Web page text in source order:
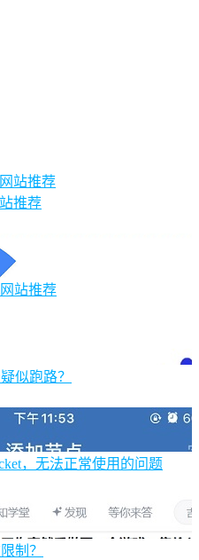
推荐
站推荐
似跑路？
，无法正常使用的问题
制？